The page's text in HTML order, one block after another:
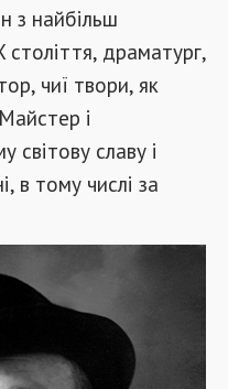
з найбільш
століття, драматург,
чиї твори, як
і
світову славу і
в тому числі за